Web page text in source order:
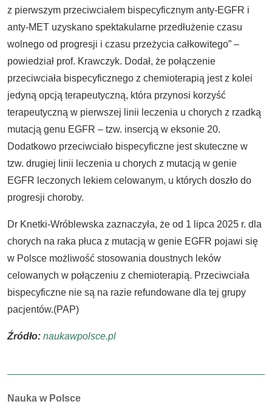
z pierwszym przeciwciałem bispecyficznym anty-EGFR i
anty-MET uzyskano spektakularne przedłużenie czasu
wolnego od progresji i czasu przeżycia całkowitego” –
powiedział prof. Krawczyk. Dodał, że połączenie
przeciwciała bispecyficznego z chemioterapią jest z kolei
jedyną opcją terapeutyczną, która przynosi korzyść
terapeutyczną w pierwszej linii leczenia u chorych z rzadką
mutacją genu EGFR – tzw. insercją w eksonie 20.
Dodatkowo przeciwciało bispecyficzne jest skuteczne w
tzw. drugiej linii leczenia u chorych z mutacją w genie
EGFR leczonych lekiem celowanym, u których doszło do
progresji choroby.
Dr Knetki-Wróblewska zaznaczyła, że od 1 lipca 2025 r. dla
chorych na raka płuca z mutacją w genie EGFR pojawi się
w Polsce możliwość stosowania doustnych leków
celowanych w połączeniu z chemioterapią. Przeciwciała
bispecyficzne nie są na razie refundowane dla tej grupy
pacjentów.(PAP)
Źródło: naukawpolsce.pl
Autorzy:
Nauka w Polsce